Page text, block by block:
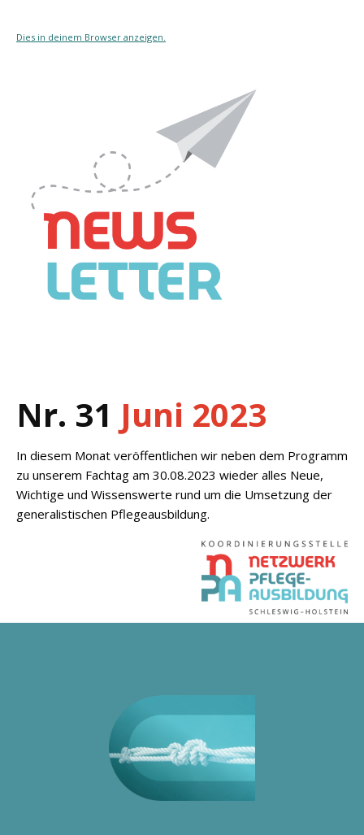
Dies in deinem Browser anzeigen.
Nr. 31 Juni 2023
In diesem Monat veröffentlichen wir neben dem Programm
zu unserem Fachtag am 30.08.2023 wieder alles Neue,
Wichtige und Wissenswerte rund um die Umsetzung der
generalistischen Pflegeausbildung.